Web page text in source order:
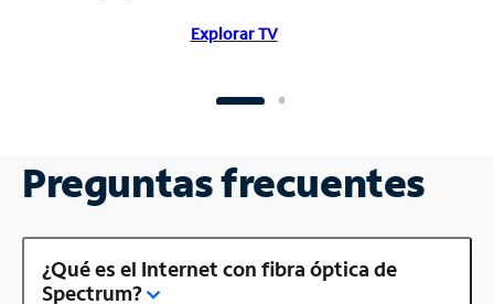
Explorar TV
Preguntas frecuentes
¿Qué es el Internet con fibra óptica de
Spectrum?